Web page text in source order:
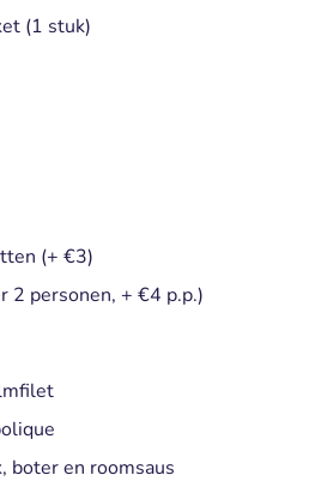
(1 stuk)
(+ €3)
2 personen, + €4 p.p.)
boter en roomsaus